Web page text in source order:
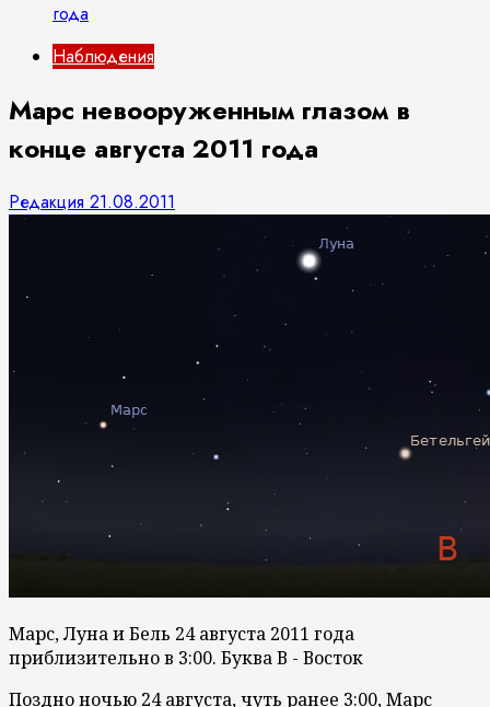
года
Наблюдения
Марс невооруженным глазом в
конце августа 2011 года
Редакция 21.08.2011
Марс, Луна и Бель 24 августа 2011 года
приблизительно в 3:00. Буква В - Восток
Поздно ночью 24 августа, чуть ранее 3:00, Марс